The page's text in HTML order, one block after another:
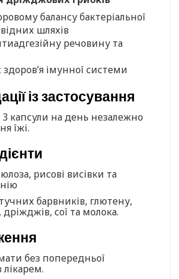
балансу бактеріальної
шляхів
речовину та
імунної системи
із застосування
капсули на день незалежно
їжі.
рисові висівки та
барвників, глютену,
дріжджів, сої та молока.
без попередньої
лікарем.